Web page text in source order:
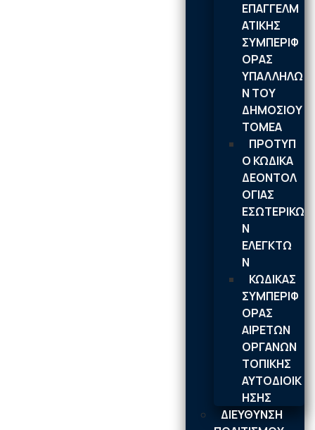
ΕΠΑΓΓΕΛΜ
ΑΤΙΚΗΣ
ΣΥΜΠΕΡΙΦ
ΟΡΑΣ
ΥΠΑΛΛΗΛΩ
Ν ΤΟΥ
ΔΗΜΟΣΙΟΥ
ΤΟΜΕΑ
ΠΡΟΤΥΠ
Ο ΚΩΔΙΚΑ
ΔΕΟΝΤΟΛ
ΟΓΙΑΣ
ΕΣΩΤΕΡΙΚΩ
Ν
ΕΛΕΓΚΤΩ
Ν
ΚΩΔΙΚΑΣ
ΣΥΜΠΕΡΙΦ
ΟΡΑΣ
ΑΙΡΕΤΩΝ
ΟΡΓΑΝΩΝ
ΤΟΠΙΚΗΣ
ΑΥΤΟΔΙΟΙΚ
ΗΣΗΣ
ΔΙΕΥΘΥΝΣΗ